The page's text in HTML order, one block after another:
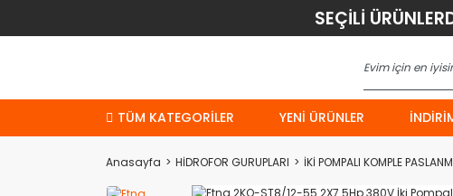
SEÇİLİ
TÜM KATEGORİLER YENI ÜRÜNLER
Anasayfa HİDROFOR GURUPLARI İKİ POMPALI KOMPLE